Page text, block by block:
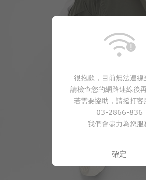
690
$
很抱歉，目前無法連線
請檢查您的網路連線後
若需要協助，請撥打客
03-2866-836
我們會盡力為您服
確定